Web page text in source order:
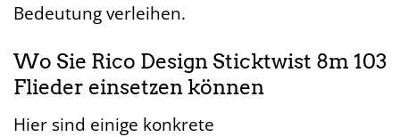
Bedeutung verleihen.
Wo Sie Rico Design Sticktwist 8m 103
Flieder einsetzen können
Hier sind einige konkrete